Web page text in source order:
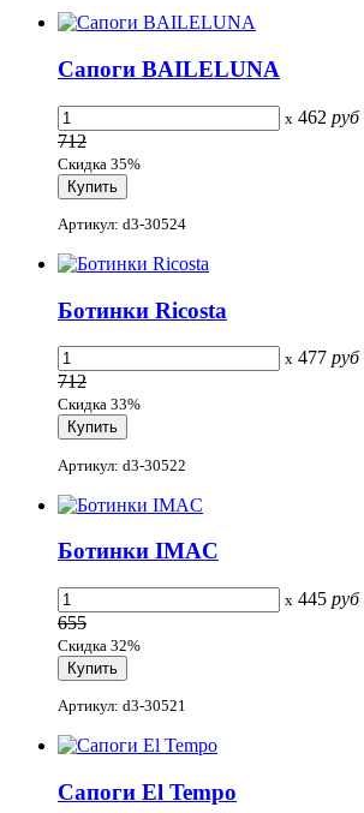
Сапоги BAILELUNA
x 462 руб
712
Скидка 35%
Артикул: d3-30524
Ботинки Ricosta
x 477 руб
712
Скидка 33%
Артикул: d3-30522
Ботинки IMAC
x 445 руб
655
Скидка 32%
Артикул: d3-30521
Сапоги El Tempo